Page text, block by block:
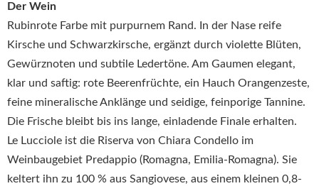
Der Wein
Rubinrote Farbe mit purpurnem Rand. In der Nase reife
Kirsche und Schwarzkirsche, ergänzt durch violette Blüten,
Gewürznoten und subtile Ledertöne. Am Gaumen elegant,
klar und saftig: rote Beerenfrüchte, ein Hauch Orangenzeste,
feine mineralische Anklänge und seidige, feinporige Tannine.
Die Frische bleibt bis ins lange, einladende Finale erhalten.
Le Lucciole ist die Riserva von Chiara Condello im
Weinbaugebiet Predappio (Romagna, Emilia-Romagna). Sie
keltert ihn zu 100 % aus Sangiovese, aus einem kleinen 0,8-